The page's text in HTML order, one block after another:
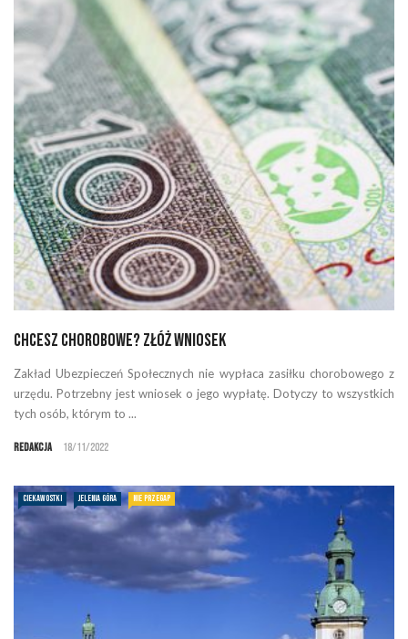
Chcesz chorobowe? Złóż wniosek
Zakład Ubezpieczeń Społecznych nie wypłaca zasiłku chorobowego z
urzędu. Potrzebny jest wniosek o jego wypłatę. Dotyczy to wszystkich
tych osób, którym to ...
Redakcja 18/11/2022
CIEKAWOSTKI JELENIA GÓRA NIE PRZEGAP